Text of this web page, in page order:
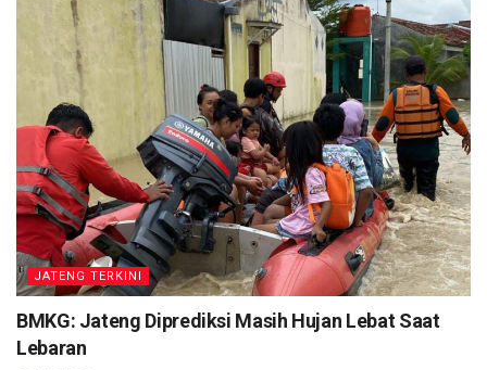
JATENG TERKINI
BMKG: Jateng Diprediksi Masih Hujan Lebat Saat
Lebaran